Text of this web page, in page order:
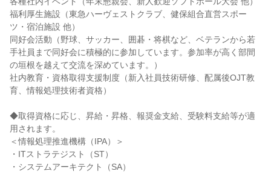
福利厚生施設（東急ハーヴェストクラブ、健保組合直営スポー
ツ・宿泊施設 他）
同好会活動（野球、サッカー、囲碁・将棋など、ベテランから若
手社員まで同好会に積極的に参加しています。参加率が高く部間
の垣根を越えて交流を深めています。）
社内教育・資格取得支援制度（新入社員技術研修、配属後OJT教
育、情報処理技術者資格）
◆取得資格に応じ、昇給・昇格、報奨金支給、受験料支給等が適
用されます。
＜情報処理推進機構（IPA）＞
・ITストラテジスト（ST）
・システムアーキテクト（SA）